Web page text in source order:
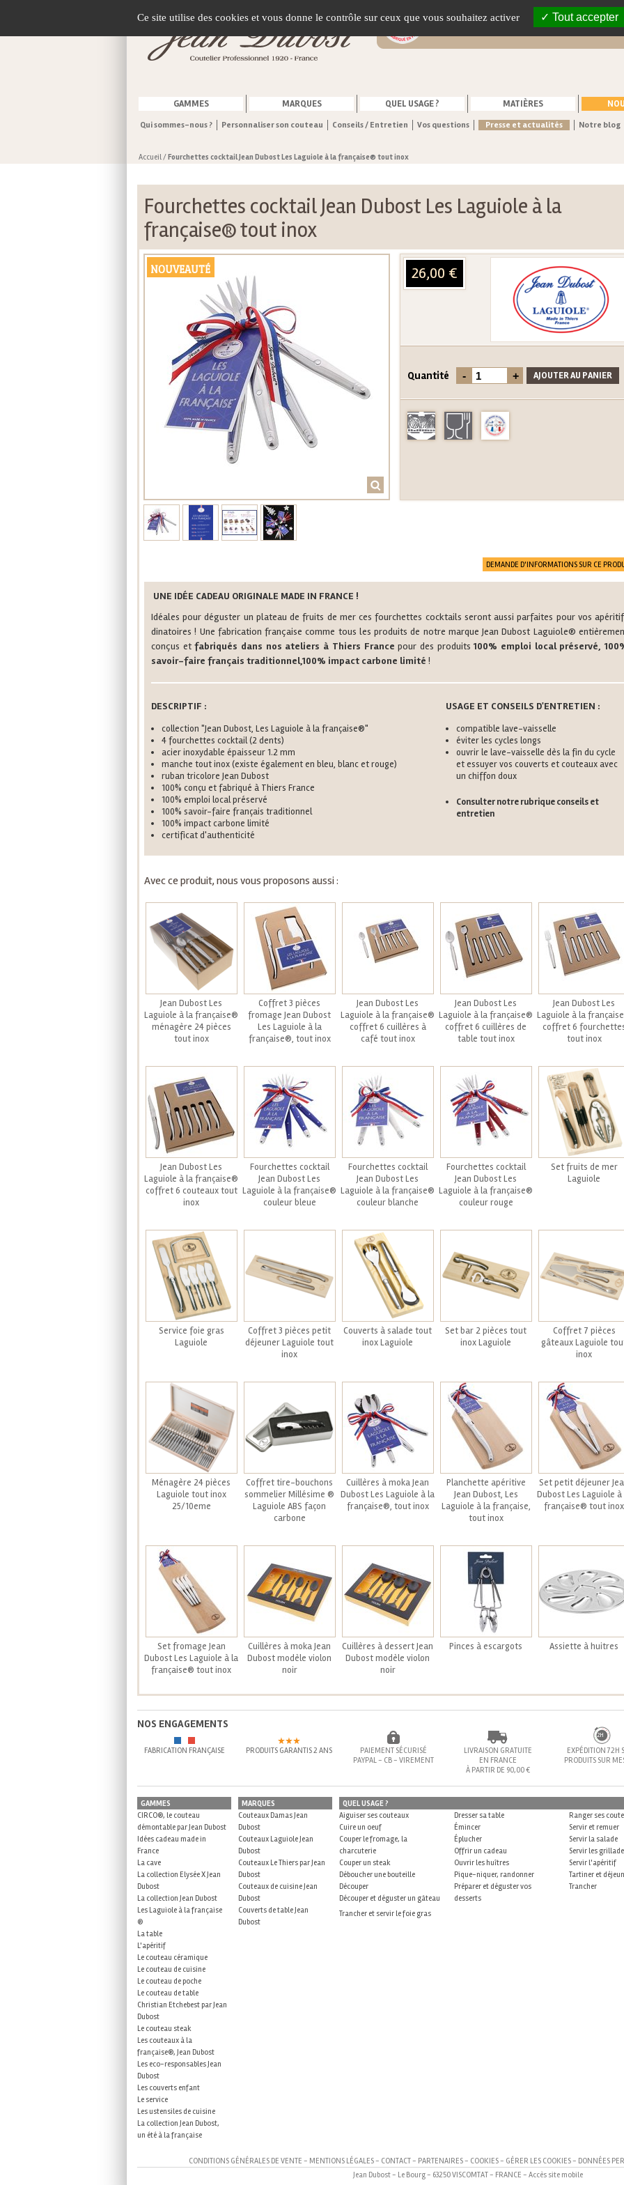
Vente en ligne de couteaux fabriqués
France
GAMMES MARQUES QUEL USAGE ? MATIÈRES
Qui sommes-nous ? Personnaliser son couteau Conseils / Entretien Vos questions Presse et actualités Notre blog
Accueil/Fourchettes cocktail Jean Dubost Les Laguiole à la française® tout inox
Fourchettes cocktail Jean Dubost Les Laguiole à la
française® tout inox
NOUVEAUTÉ 26,00 €
Quantité
DEMANDE D'INFORMATIONS SUR CE
UNE IDÉE CADEAU ORIGINALE MADE IN FRANCE !
Idéales pour déguster un plateau de fruits de mer ces fourchettes cocktails seront aussi parfaites pour vos
dinatoires ! Une fabrication française comme tous les produits de notre marque Jean Dubost Laguiole®
conçus etfabriqués dans nos ateliers à Thiers Francepour des produits100% emploi local préservé,
savoir-faire français traditionnel,100% impact carbone limité !
DESCRIPTIF :
collection "Jean Dubost, Les Laguiole à la française®"
4 fourchettes cocktail (2 dents)
acier inoxydable épaisseur 1.2 mm
manche tout inox (existe également en bleu, blanc et rouge)
ruban tricolore Jean Dubost
100% conçu et fabriqué à Thiers France
100% emploi local préservé
100% savoir-faire français traditionnel
100% impact carbone limité
certificat d'authenticité
USAGE ET CONSEILS D'ENTRETIEN :
compatible lave-vaisselle
éviter les cycles longs
ouvrir le lave-vaisselle dès la fin du cycle
et essuyer vos couverts et couteaux avec
un chiffon doux
Consulter notre rubrique conseils et
entretien
Avec ce produit, nous vous proposons aussi :
Jean Dubost Les
Laguiole à la française®
ménagère 24 pièces
tout inox
Coffret 3 pièces
fromage Jean Dubost
Les Laguiole à la
française®, tout inox
Jean Dubost Les
Laguiole à la française®
coffret 6 cuillères à
café tout inox
Jean Dubost Les
Laguiole à la française®
coffret 6 cuillères de
table tout inox
Jean Dubost Les
Laguiole à la
coffret 6
tout inox
Jean Dubost Les
Laguiole à la française®
coffret 6 couteaux tout
inox
Fourchettes cocktail
Jean Dubost Les
Laguiole à la française®
couleur bleue
Fourchettes cocktail
Jean Dubost Les
Laguiole à la française®
couleur blanche
Fourchettes cocktail
Jean Dubost Les
Laguiole à la française®
couleur rouge
Set fruits de mer
Laguiole
Service foie gras
Laguiole
Coffret 3 pièces petit
déjeuner Laguiole tout
inox
Couverts à salade tout
inox Laguiole
Set bar 2 pièces tout
inox Laguiole
Coffret 7 pièces
gâteaux Laguiole
inox
Ménagère 24 pièces
Laguiole tout inox
25/10eme
Coffret tire-bouchons
sommelier Millésime ®
Laguiole ABS façon
carbone
Cuillères à moka Jean
Dubost Les Laguiole à la
française®, tout inox
Planchette apéritive
Jean Dubost, Les
Laguiole à la française,
tout inox
Set petit déjeuner
Dubost Les Laguiole à
française® tout inox
Set fromage Jean
Dubost Les Laguiole à la
française® tout inox
Cuillères à moka Jean
Dubost modèle violon
noir
Cuillères à dessert Jean
Dubost modèle violon
noir
Pinces à escargots Assiette à huitres
NOS ENGAGEMENTS
FABRICATION FRANÇAISE PRODUITS GARANTIS 2 ANS
PAIEMENT SÉCURISÉ
PAYPAL - CB - VIREMENT
LIVRAISON GRATUITE
EN FRANCE
À PARTIR DE 90,00 €
72H
EXPÉDITION 72H
PRODUITS SUR
GAMMES
CIRCO®, le couteau
démontable par Jean Dubost
Idées cadeau made in
France
La cave
La collection Elysée X Jean
Dubost
La collection Jean Dubost
Les Laguiole à la française
®
La table
L'apéritif
Le couteau céramique
Le couteau de cuisine
Le couteau de poche
Le couteau de table
Christian Etchebest par Jean
Dubost
Le couteau steak
Les couteaux à la
française®, Jean Dubost
Les eco-responsables Jean
Dubost
Les couverts enfant
Le service
Les ustensiles de cuisine
La collection Jean Dubost,
un été à la française
MARQUES
Couteaux Damas Jean
Dubost
Couteaux Laguiole Jean
Dubost
Couteaux Le Thiers par Jean
Dubost
Couteaux de cuisine Jean
Dubost
Couverts de table Jean
Dubost
QUEL USAGE ?
Aiguiser ses couteaux
Cuire un oeuf
Couper le fromage, la
charcuterie
Couper un steak
Déboucher une bouteille
Découper
Découper et déguster un gâteau
Dresser sa table
Émincer
Éplucher
Offrir un cadeau
Ouvrir les huîtres
Pique-niquer, randonner
Préparer et déguster vos
desserts
Ranger ses
Servir et remuer
Servir la salade
Servir les
Servir l'apéritif
Tartiner et
Trancher
Trancher et servir le foie gras
CONDITIONS GÉNÉRALES DE VENTE - MENTIONS LÉGALES- CONTACT- PARTENAIRES- COOKIES- GÉRER LES COOKIES- DONNÉES
Jean Dubost - Le Bourg - 63250 VISCOMTAT - FRANCE - Accès site mobile
Ce site utilise des cookies et vous donne le contrôle sur ceux que vous souhaitez activer
Tout accepter